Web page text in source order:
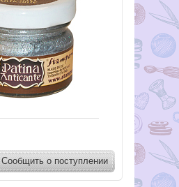
Сообщить о поступлении